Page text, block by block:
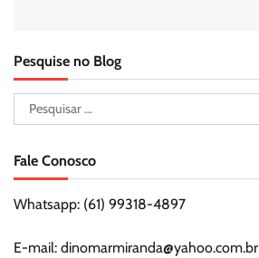
Pesquise no Blog
Pesquisar
por:
Fale Conosco
Whatsapp: (61) 99318-4897
E-mail: dinomarmiranda@yahoo.com.br